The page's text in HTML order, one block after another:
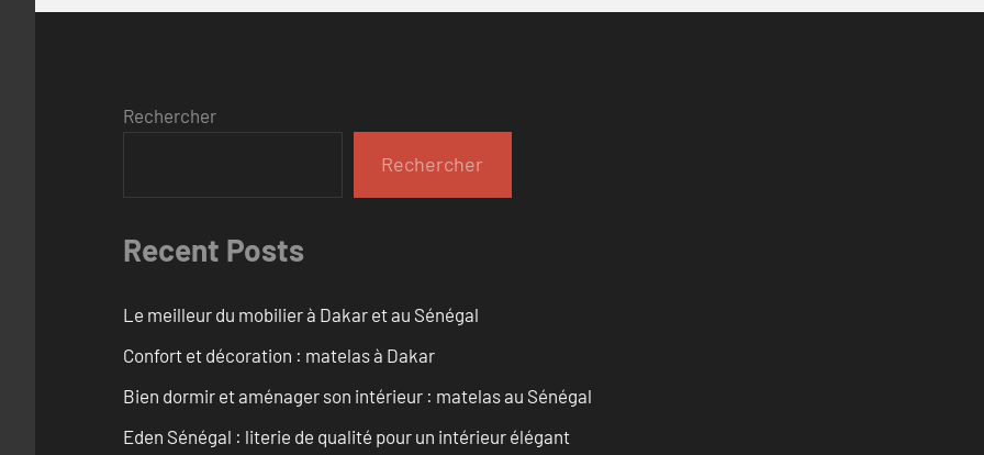
Rechercher
Rechercher
Recent Posts
Le meilleur du mobilier à Dakar et au Sénégal
Confort et décoration : matelas à Dakar
Bien dormir et aménager son intérieur : matelas au Sénégal
Eden Sénégal : literie de qualité pour un intérieur élégant